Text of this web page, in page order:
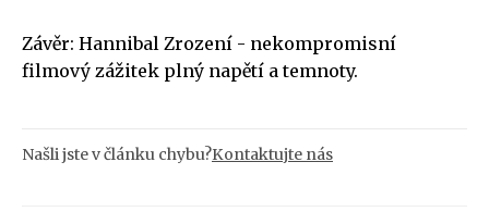
Závěr: Hannibal Zrození - nekompromisní
filmový zážitek plný napětí a temnoty.
Našli jste v článku chybu?Kontaktujte nás